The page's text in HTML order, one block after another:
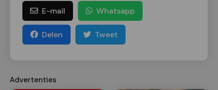
E-mail Whatsapp
Delen Tweet
Advertenties